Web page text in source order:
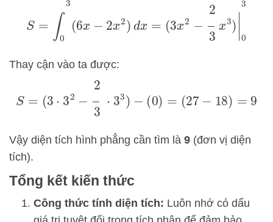
03 3)
Thay cận vào ta được:
−2
Vậy diện tích hình phẳng cần tìm là 9 (đơn vị diện
tích).
Tổng kết kiến thức
Công thức tính diện tích: Luôn nhớ có dấu